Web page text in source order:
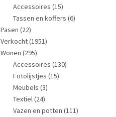
Accessoires (15)
Tassen en koffers (6)
Pasen (22)
Verkocht(1951)
Wonen (295)
Accessoires (130)
Fotolijstjes (15)
Meubels (3)
Textiel(24)
Vazen en potten (111)